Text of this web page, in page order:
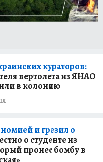
кураторов:
вертолета из ЯНАО
в колонию
и грезил о
о студенте из
пронес бомбу в